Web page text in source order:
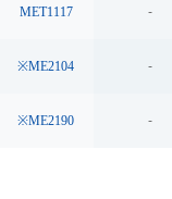
MET1117 -
※ME2104 -
※ME2190 -